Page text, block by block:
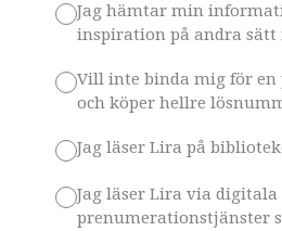
Jag hämtar min
inspiration på andra sätt
Vill inte binda mig för
och köper hellre
Jag läser Lira på
Jag läser Lira via digitala
prenumerationstjänster